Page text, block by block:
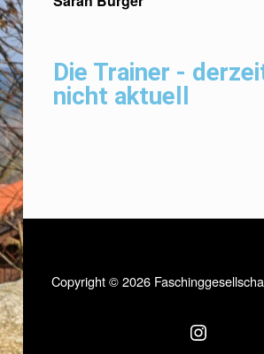
Die Trainer -
nicht aktuell
Copyright © 2026